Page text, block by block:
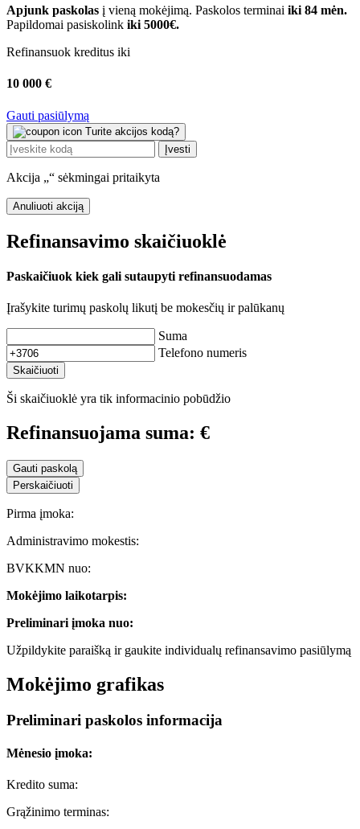
Apjunk paskolas į vieną mokėjimą. Paskolos terminai iki 84 mėn.
Papildomai pasiskolink iki 5000€.
Refinansuok kreditus iki
10 000 €
Gauti pasiūlymą
Turite akcijos kodą?
Įvesti
Akcija „“ sėkmingai pritaikyta
Anuliuoti akciją
Refinansavimo skaičiuoklė
Paskaičiuok kiek gali sutaupyti refinansuodamas
Įrašykite turimų paskolų likutį be mokesčių ir palūkanų
Suma
Telefono numeris
Skaičiuoti
Ši skaičiuoklė yra tik informacinio pobūdžio
Refinansuojama suma: €
Gauti paskolą
Perskaičiuoti
Pirma įmoka:
Administravimo mokestis:
BVKKMN nuo:
Mokėjimo laikotarpis:
Preliminari įmoka nuo:
Užpildykite paraišką ir gaukite individualų refinansavimo pasiūlymą
Mokėjimo grafikas
Preliminari paskolos informacija
Mėnesio įmoka:
Kredito suma:
Grąžinimo terminas: